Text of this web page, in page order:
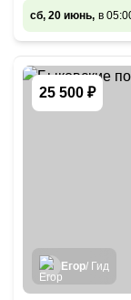
сб, 20 июнь, в
25 500 ₽
Егор/ Гид